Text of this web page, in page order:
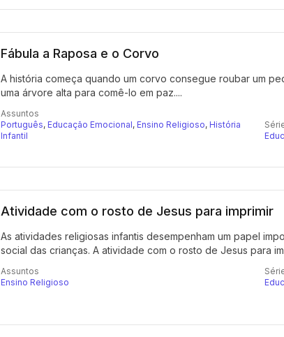
Fábula a Raposa e o Corvo
A história começa quando um corvo consegue roubar um
uma árvore alta para comê-lo em paz....
Assuntos
Português, Educação Emocional, Ensino Religioso, História
Infantil
Atividade com o rosto de Jesus para imprimir
As atividades religiosas infantis desempenham um papel
social das crianças. A atividade com o rosto de Jesus para
Assuntos
Ensino Religioso